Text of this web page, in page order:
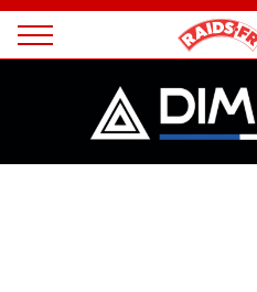
Magazine
Panneau de gestion des cookies